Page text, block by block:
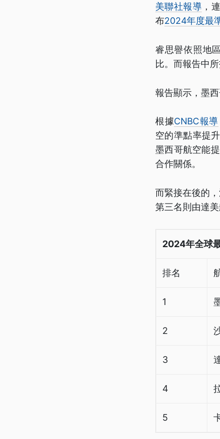
美聯社報導 ，
布2024年度最
睿思譽依照地
比。而報告中
報告顯示，墨
根據CNBC報導
空的準點率提
墨西哥航空能
合作關係。
而緊接在後的
第三名則由達
2024年全球
排名
1
2
3
4
5